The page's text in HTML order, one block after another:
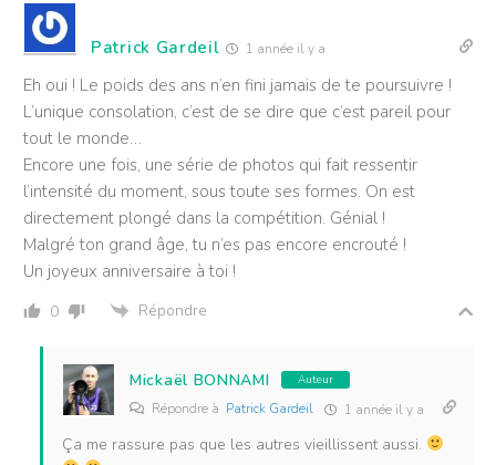
Patrick Gardeil 1 année il y a
Eh oui ! Le poids des ans n’en fini jamais de te poursuivre !
L’unique consolation, c’est de se dire que c’est pareil pour
tout le monde…
Encore une fois, une série de photos qui fait ressentir
l’intensité du moment, sous toute ses formes. On est
directement plongé dans la compétition. Génial !
Malgré ton grand âge, tu n’es pas encore encrouté !
Un joyeux anniversaire à toi !
0 Répondre
Mickaël BONNAMI Auteur
Répondre à Patrick Gardeil 1 année il y a
Ça me rassure pas que les autres vieillissent aussi.